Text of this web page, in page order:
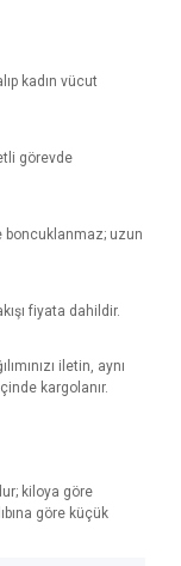
kadın vücut
görevde
boncuklanmaz; uzun
fiyata dahildir.
iletin, aynı
kargolanır.
kiloya göre
göre küçük